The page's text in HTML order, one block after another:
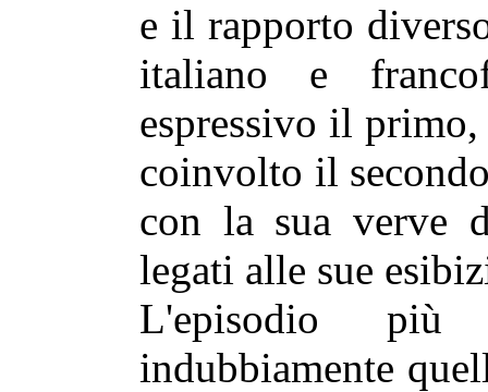
e il rapporto
italiano e
espressivo il
coinvolto il
con la sua verve
legati alle sue
L'episodio
indubbiamente